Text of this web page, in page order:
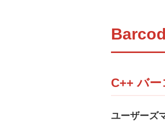
C++ バ
ユーザーズ